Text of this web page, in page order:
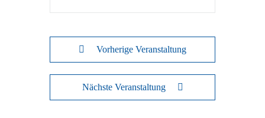
Vorherige Veranstaltung
Nächste Veranstaltung